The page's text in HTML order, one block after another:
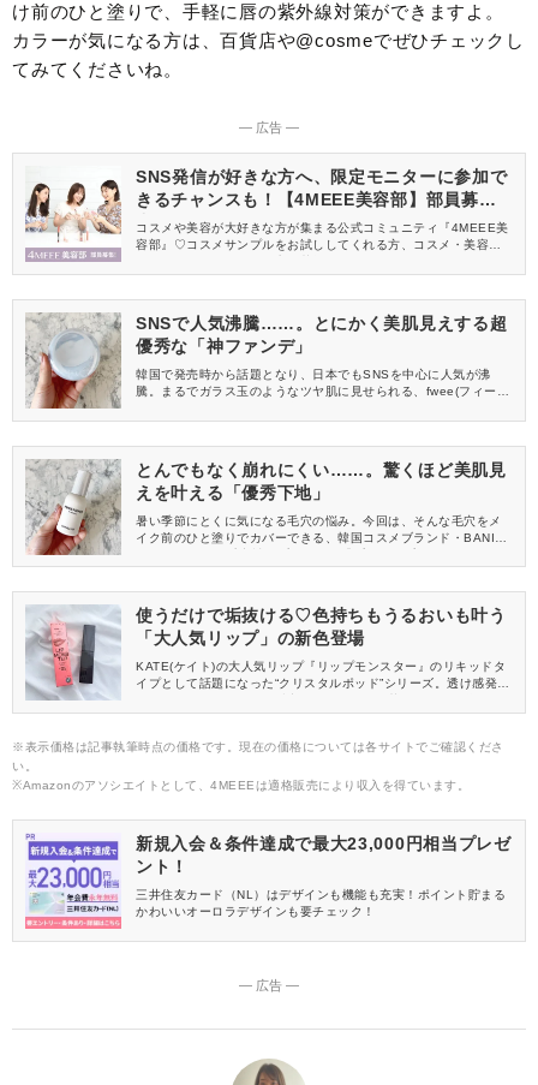
け前のひと塗りで、手軽に唇の紫外線対策ができますよ。
カラーが気になる方は、百貨店や@cosmeでぜひチェックし
てみてくださいね。
― 広告 ―
SNS発信が好きな方へ、限定モニターに参加で
きるチャンスも！【4MEEE美容部】部員募集
中
コスメや美容が大好きな方が集まる公式コミュニティ『4MEEE美
容部』♡コスメサンプルをお試ししてくれる方、コスメ・美容情報
SNSで人気沸騰……。とにかく美肌見えする超
優秀な「神ファンデ」
韓国で発売時から話題となり、日本でもSNSを中心に人気が沸
騰。まるでガラス玉のようなツヤ肌に見せられる、fwee(フィー)
シリーズの中でも特に大人気の「クッションガラス オリジナル」
とんでもなく崩れにくい……。驚くほど美肌見
えを叶える「優秀下地」
暑い季節にとくに気になる毛穴の悩み。今回は、そんな毛穴をメ
イク前のひと塗りでカバーできる、韓国コスメブランド・BANILA
ック」をご紹介します。
使うだけで垢抜ける♡色持ちもうるおいも叶う
「大人気リップ」の新色登場
KATE(ケイト)の大人気リップ『リップモンスター』のリキッドタ
イプとして話題になった“クリスタルポッド”シリーズ。透け感発色
えた人気アイテムです。新たに仲間入りしたニュアンスレッド系2
す♡
※表示価格は記事執筆時点の価格です。現在の価格については各サイトでご確認くださ
い。
※Amazonのアソシエイトとして、4MEEEは適格販売により収入を得ています。
新規入会＆条件達成で最大23,000円相当プレゼ
ント！
三井住友カード（NL）はデザインも機能も充実！ポイント貯まる
かわいいオーロラデザインも要チェック！
― 広告 ―